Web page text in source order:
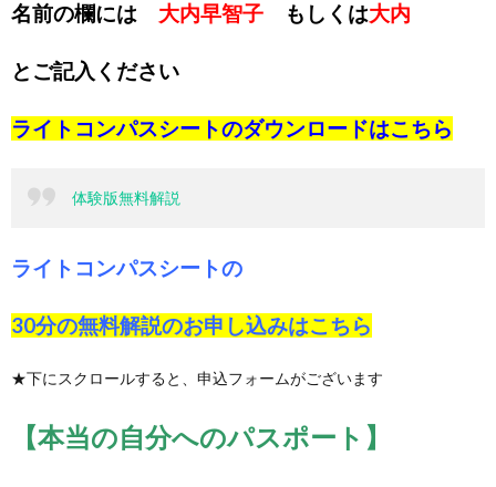
名前の欄には 大内早智子 もしくは大内
とご記入ください
ライトコンパスシートのダウンロードはこちら
体験版無料解説
ライトコンパスシートの
30分の無料解説のお申し込みはこちら
★下にスクロールすると、申込フォームがございます
【本当の自分へのパスポート】